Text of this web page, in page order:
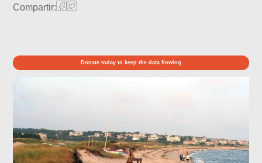
Compartir:
Donate today to keep the data flowing